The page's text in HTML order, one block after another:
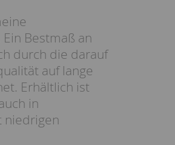
Bestmaß an
durch die darauf
auf lange
Erhältlich ist
in
niedrigen